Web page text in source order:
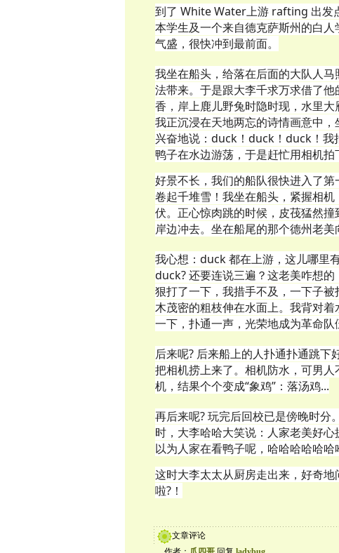
到了 White Water上游 rafting 出发
本学生及一个来自德克萨斯州的白
气盛，很快冲到最前面。
我坐在船头，给落在后面的大队人
法带来。于是跟大李千求万求借了
香，岸上鹿儿野兔时隐时现，水里大
我正沉浸在天地两忘的诗情画意中
兴奋地说：duck！duck！duck！我
鸭子在水边游荡，于是赶忙用相机拍
好景不长，我们的船队很快进入了
卷起千堆雪！我坐在船头，紧握相
伏。正心惊肉跳的时候，皮茷猛然
岸边冲去。坐在船尾的那个德州老
我心想：duck 都在上游，这儿哪里
duck? 还要连说三遍？这老美咋想
狠打了一下，我措手不及，一下子
木茂密的粗枝伸在水面上。我背对
一下，扑通一声，光荣地成为革命队
后来呢? 后来船上的人扑通扑通跳
把相机捞上来了。相机防水，可男
机，结果个个变成“象鸡”：落汤鸡...
再后来呢? 玩完后回校已是傍晚时分
时，大李哈哈大笑说：人家老美好
以为人家在看鸭子呢，哈哈哈哈哈哈
这时大李太太从厨房走出来，好奇
啦?！
文章评论